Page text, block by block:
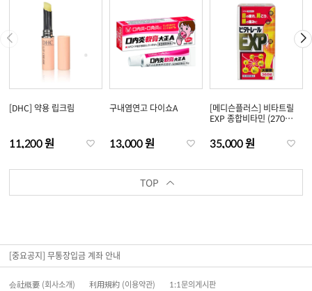
[DHC] 약용 립크림
11,200 원
구내염연고 다이쇼A
13,000 원
[메디슨플러스] 비타트릴
EXP 종합비타민 (270
35,000 원
TOP
[중요공지] 무통장입금 계좌 안내
会社概要 (회사소개) 利用規約 (이용약관)
1:1문의게시판